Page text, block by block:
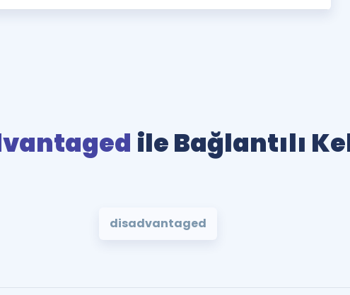
ile Bağlantılı
disadvantaged